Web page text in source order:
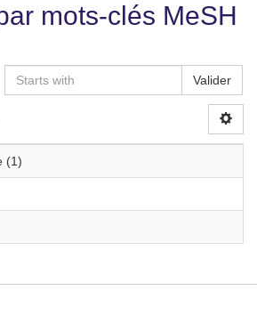
mots-clés MeSH
Valider
(1)